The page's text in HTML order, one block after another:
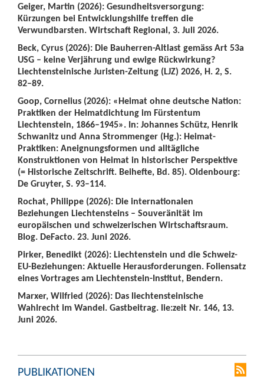
Geiger, Martin (2026): Gesundheitsversorgung:
Kürzungen bei Entwicklungshilfe treffen die
Verwundbarsten. Wirtschaft Regional, 3. Juli 2026.
Beck, Cyrus (2026): Die Bauherren-Altlast gemäss Art 53a
USG – keine Verjährung und ewige Rückwirkung?
Liechtensteinische Juristen-Zeitung (LJZ) 2026, H. 2, S.
82–89.
Goop, Cornelius (2026): «Heimat ohne deutsche Nation:
Praktiken der Heimatdichtung im Fürstentum
Liechtenstein, 1866–1945». In: Johannes Schütz, Henrik
Schwanitz und Anna Strommenger (Hg.): Heimat-
Praktiken: Aneignungsformen und alltägliche
Konstruktionen von Heimat in historischer Perspektive
(= Historische Zeitschrift. Beihefte, Bd. 85). Oldenbourg:
De Gruyter, S. 93–114.
Rochat, Philippe (2026): Die internationalen
Beziehungen Liechtensteins – Souveränität im
europäischen und schweizerischen Wirtschaftsraum.
Blog. DeFacto. 23. Juni 2026.
Pirker, Benedikt (2026): Liechtenstein und die Schweiz-
EU-Beziehungen: Aktuelle Herausforderungen. Foliensatz
eines Vortrages am Liechtenstein-Institut, Bendern.
Marxer, Wilfried (2026): Das liechtensteinische
Wahlrecht im Wandel. Gastbeitrag. lie:zeit Nr. 146, 13.
Juni 2026.
PUBLIKATIONEN